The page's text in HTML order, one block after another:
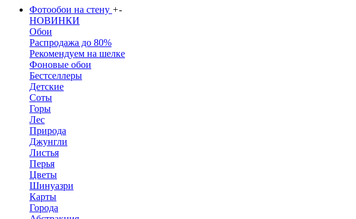
Фотообои на стену +-
НОВИНКИ
Обои
Распродажа до 80%
Рекомендуем на шелке
Фоновые обои
Бестселлеры
Детские
Соты
Горы
Лес
Природа
Джунгли
Листья
Перья
Цветы
Шинуазри
Карты
Города